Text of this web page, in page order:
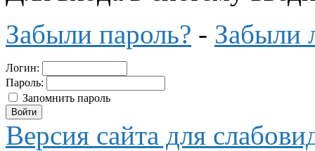
Забыли пароль? - Забыли
Логин:
Пароль:
Запомнить пароль
Версия сайта для